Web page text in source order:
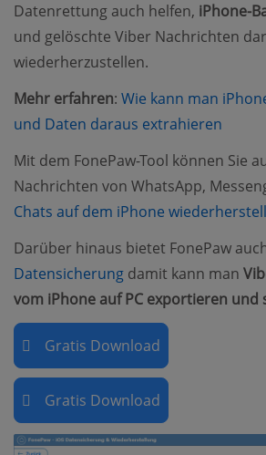
Datenrettung auch helfen, iPhone-
und gelöschte Viber Nachrichten
wiederherzustellen.
Mehr erfahren: Wie kann man
und Daten daraus extrahieren
Mit dem FonePaw-Tool können Sie
Nachrichten von WhatsApp,
Chats auf dem iPhone
Darüber hinaus bietet FonePaw
Datensicherung (opens new window)
damit kann man
vom iPhone auf PC exportieren und
Gratis Download
Gratis Download